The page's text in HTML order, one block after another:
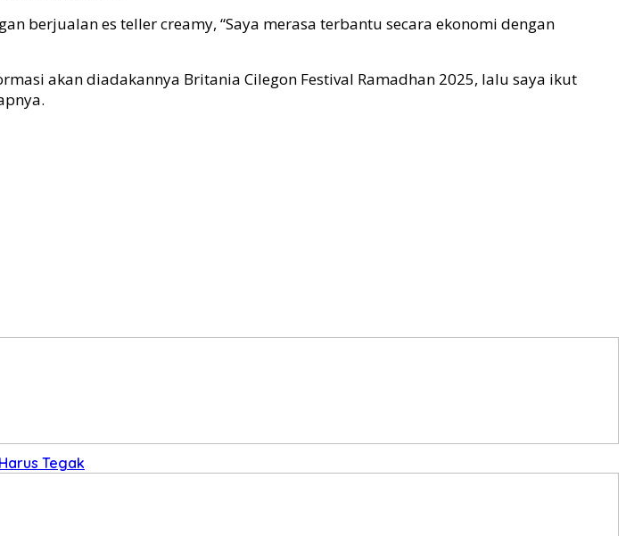
berjualan es teller creamy, “Saya merasa terbantu secara ekonomi dengan
akan diadakannya Britania Cilegon Festival Ramadhan 2025, lalu saya ikut
Tegak